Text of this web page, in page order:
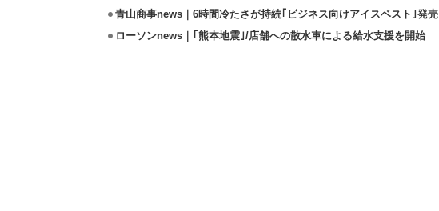
青山商事news｜6時間冷たさが持続｢ビジネス向けアイスベスト｣発売
ローソンnews｜｢熊本地震｣/店舗への散水車による給水支援を開始